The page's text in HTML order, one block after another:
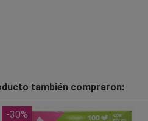
también compraron:
-30%